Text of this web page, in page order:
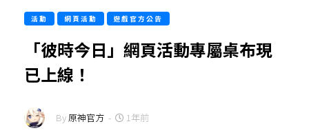
活動 網頁活動 遊戲官方公告
「彼時今日」網頁活動專屬桌布現
已上線！
By原神官方 - 1年前